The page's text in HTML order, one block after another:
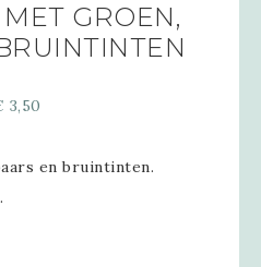
GROEN,
3,50
en bruintinten.